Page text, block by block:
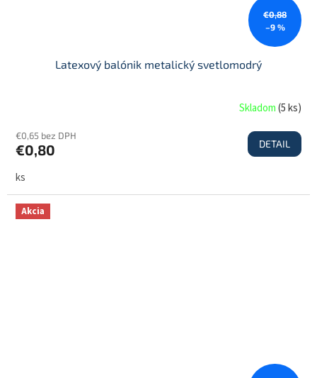
€0,88
–9 %
Latexový balónik metalický svetlomodrý
Skladom(5 ks)
€0,65 bez DPH
€0,80 DETAIL
ks
Akcia